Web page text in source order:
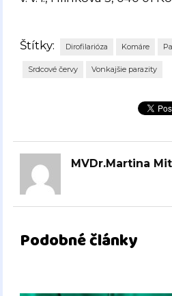
Štítky: Dirofilarióza Komáre
Srdcové červy Vonkajšie parazity
MVDr.Martina
Podobné články